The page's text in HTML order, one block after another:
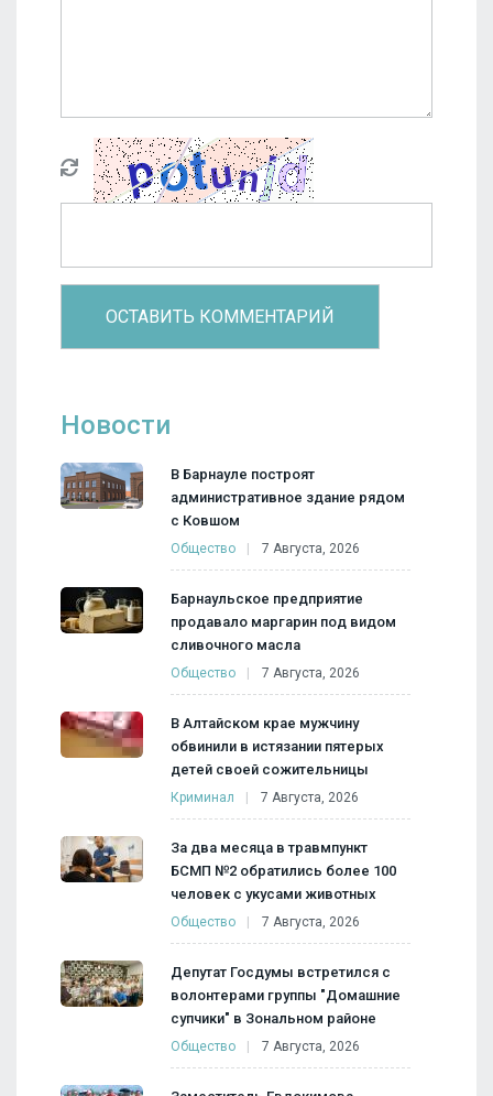
Новости
В Барнауле построят
административное здание рядом
с Ковшом
Общество 7 Августа, 2026
Барнаульское предприятие
продавало маргарин под видом
сливочного масла
Общество 7 Августа, 2026
В Алтайском крае мужчину
обвинили в истязании пятерых
детей своей сожительницы
Криминал 7 Августа, 2026
За два месяца в травмпункт
БСМП №2 обратились более 100
человек с укусами животных
Общество 7 Августа, 2026
Депутат Госдумы встретился с
волонтерами группы "Домашние
супчики" в Зональном районе
Общество 7 Августа, 2026